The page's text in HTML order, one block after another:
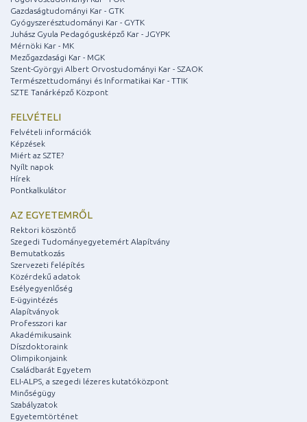
Gazdaságtudományi Kar - GTK
Gyógyszerésztudományi Kar - GYTK
Juhász Gyula Pedagógusképző Kar - JGYPK
Mérnöki Kar - MK
Mezőgazdasági Kar - MGK
Szent-Györgyi Albert Orvostudományi Kar - SZAOK
Természettudományi és Informatikai Kar - TTIK
SZTE Tanárképző Központ
FELVÉTELI
Felvételi információk
Képzések
Miért az SZTE?
Nyílt napok
Hírek
Pontkalkulátor
AZ EGYETEMRŐL
Rektori köszöntő
Szegedi Tudományegyetemért Alapítvány
Bemutatkozás
Szervezeti felépítés
Közérdekű adatok
Esélyegyenlőség
E-ügyintézés
Alapítványok
Professzori kar
Akadémikusaink
Díszdoktoraink
Olimpikonjaink
Családbarát Egyetem
ELI-ALPS, a szegedi lézeres kutatóközpont
Minőségügy
Szabályzatok
Egyetemtörténet